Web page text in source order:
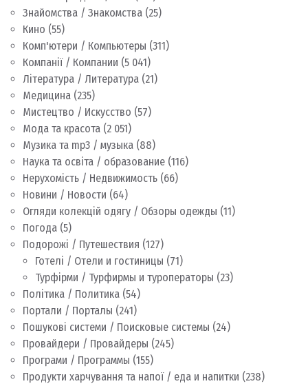
Знайомства / Знакомства (25)
Кино (55)
Комп'ютери / Компьютеры (311)
Компанії / Компании (5 041)
Література / Литература (21)
Медицина (235)
Мистецтво / Искусство (57)
Мода та красота (2 051)
Музика та mp3 / музыка (88)
Наука та освіта / образование (116)
Нерухомість / Недвижимость (66)
Новини / Новости (64)
Огляди колекцій одягу / Обзоры одежды (11)
Погода (5)
Подорожі / Путешествия (127)
Готелі / Отели и гостиницы (71)
Турфірми / Турфирмы и туроператоры (23)
Політика / Политика (54)
Портали / Порталы (241)
Пошукові системи / Поисковые системы (24)
Провайдери / Провайдеры (245)
Програми / Программы (155)
Продукти харчування та напої / еда и напитки (238)